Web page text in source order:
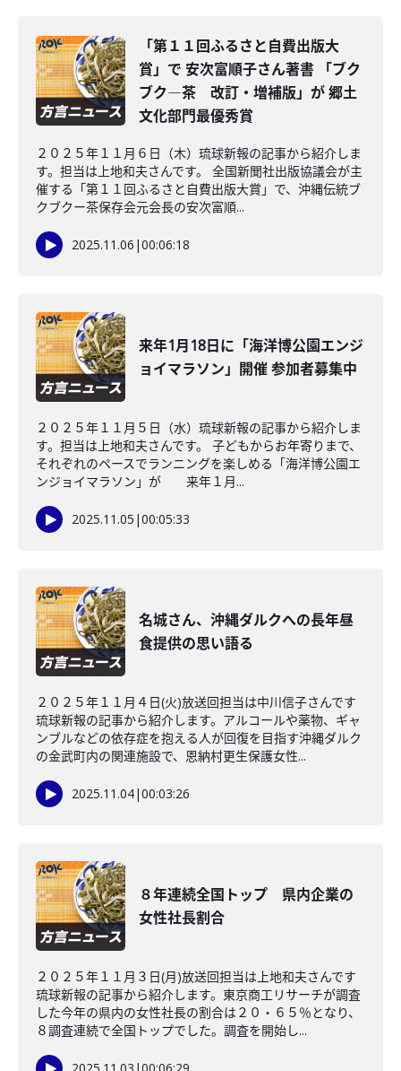
「第１１回ふるさと自費出版大
賞」で 安次富順子さん著書 「ブク
ブク―茶 改訂・増補版」が 郷土
文化部門最優秀賞
２０２５年１１月６日（木）琉球新報の記事から紹介しま
す。担当は上地和夫さんです。 全国新聞社出版協議会が主
催する「第１１回ふるさと自費出版大賞」で、沖縄伝統ブ
クブクー茶保存会元会長の安次富順...
2025.11.06 |00:06:18
来年1月18日に「海洋博公園エンジ
ョイマラソン」開催 参加者募集中
２０２５年１１月５日（水）琉球新報の記事から紹介しま
す。担当は上地和夫さんです。 子どもからお年寄りまで、
それぞれのペースでランニングを楽しめる「海洋博公園エ
ンジョイマラソン」が 来年１月...
2025.11.05 |00:05:33
名城さん、沖縄ダルクへの長年昼
食提供の思い語る
２０２５年１１月４日(火)放送回担当は中川信子さんです
琉球新報の記事から紹介します。アルコールや薬物、ギャ
ンブルなどの依存症を抱える人が回復を目指す沖縄ダルク
の金武町内の関連施設で、恩納村更生保護女性...
2025.11.04|00:03:26
８年連続全国トップ 県内企業の
女性社長割合
２０２５年１１月３日(月)放送回担当は上地和夫さんです
琉球新報の記事から紹介します。東京商工リサーチが調査
した今年の県内の女性社長の割合は２０・６５％となり、
８調査連続で全国トップでした。調査を開始し...